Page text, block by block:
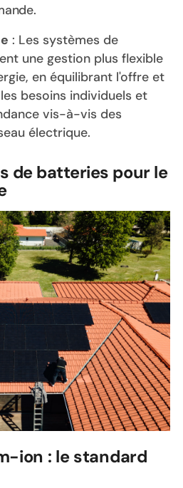
: Les systèmes de
une gestion plus flexible
en équilibrant l'offre et
besoins individuels et
vis-à-vis des
électrique.
de batteries pour le
ion : le standard